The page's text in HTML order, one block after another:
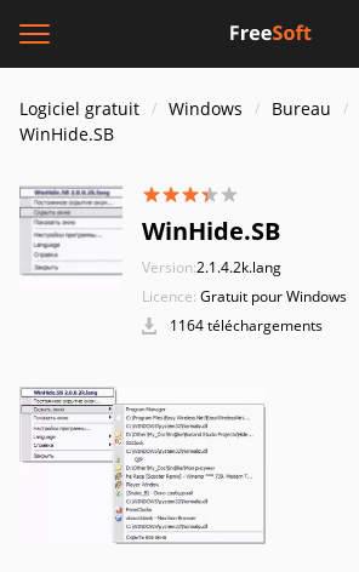
Logiciel gratuit Windows Bureau
WinHide.SB
WinHide.SB
Version:2.1.4.2k.lang
Licence: Gratuit pour Windows
1164 téléchargements